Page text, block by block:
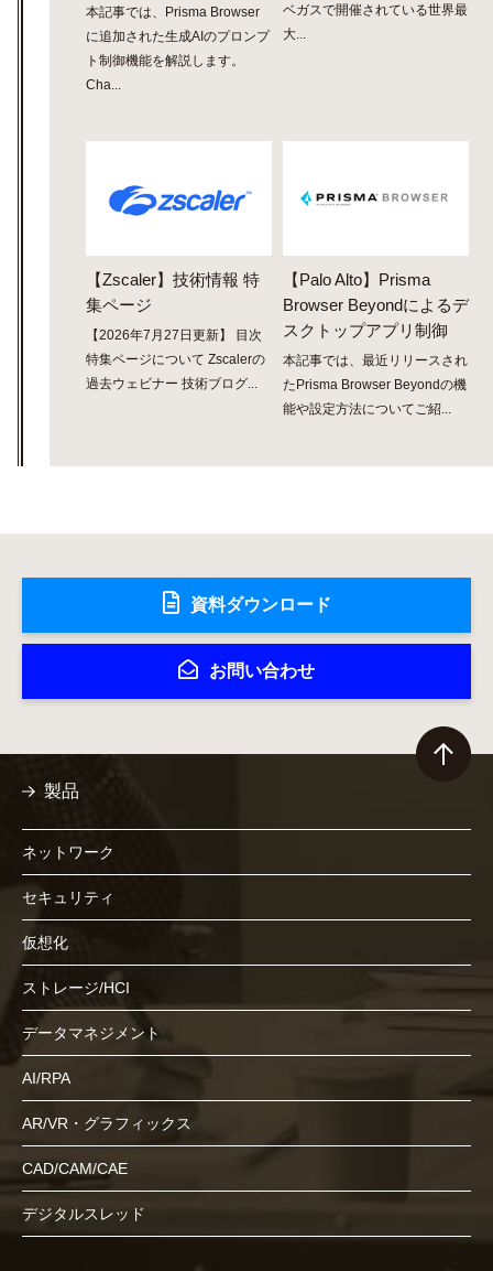
本記事では、Prisma Browser
に追加された生成AIのプロンプ
ト制御機能を解説します。
Cha...
ベガスで開催されている世界最
大...
【Zscaler】技術情報 特
集ページ
【2026年7月27日更新】 目次
特集ページについて Zscalerの
過去ウェビナー 技術ブログ...
【Palo Alto】Prisma
Browser Beyondによるデ
スクトップアプリ制御
本記事では、最近リリースされ
たPrisma Browser Beyondの機
能や設定方法についてご紹...
資料ダウンロード
お問い合わせ
製品
ネットワーク
セキュリティ
仮想化
ストレージ/HCI
データマネジメント
AI/RPA
AR/VR・グラフィックス
CAD/CAM/CAE
デジタルスレッド